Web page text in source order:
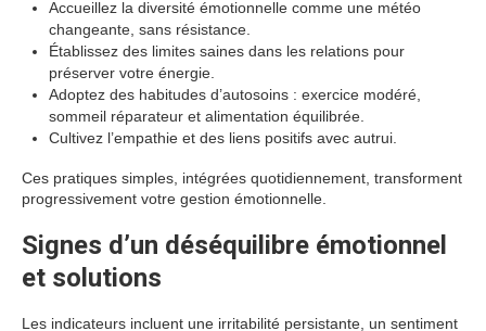
Accueillez la diversité émotionnelle comme une météo
changeante, sans résistance.
Établissez des limites saines dans les relations pour
préserver votre énergie.
Adoptez des habitudes d’autosoins : exercice modéré,
sommeil réparateur et alimentation équilibrée.
Cultivez l’empathie et des liens positifs avec autrui.
Ces pratiques simples, intégrées quotidiennement, transforment
progressivement votre gestion émotionnelle.
Signes d’un déséquilibre émotionnel
et solutions
Les indicateurs incluent une irritabilité persistante, un sentiment